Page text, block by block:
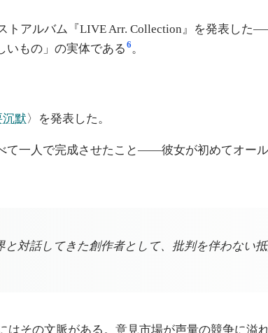
トアルバム『LIVE Arr. Collection』を発表し
いもの」の実体である 6。
默〉を発表した。
て一人で完成させたこと——彼女が初めてオー
対話してきた創作者として、批判を伴わない
その文脈がある。意見市場が声量の競争に溢